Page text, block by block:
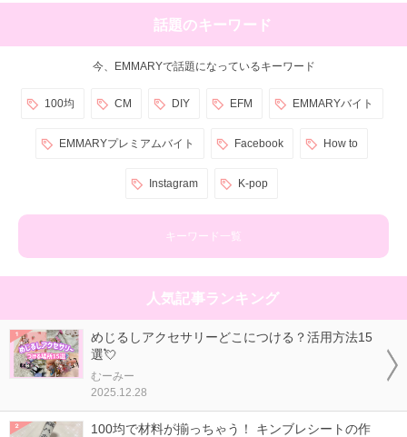
話題のキーワード
今、EMMARYで話題になっているキーワード
100均 CM DIY EFM EMMARYバイト
EMMARYプレミアムバイト Facebook How to
Instagram K-pop
キーワード一覧
人気記事ランキング
めじるしアクセサリーどこにつける？活用方法15
選💘
むーみー
2025.12.28
100均で材料が揃っちゃう！ キンブレシートの作